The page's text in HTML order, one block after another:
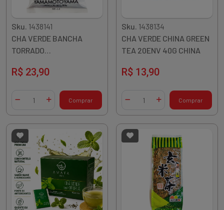
Sku. 1438141
CHA VERDE BANCHA
TORRADO
R$ 23,90
Diminuir QuantidadeAdicionar Quantidade
Comprar
Sku. 1438134
CHA VERDE CHINA GREEN
TEA 20ENV 40G CHINA
R$ 13,90
Diminuir QuantidadeAdicionar Quantidade
Comprar